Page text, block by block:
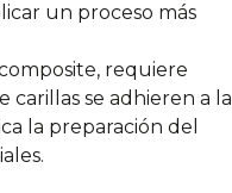
un proceso más
requiere
carillas se adhieren a la
la preparación del